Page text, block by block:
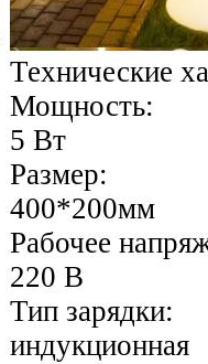
Технические
Мощность:
5 Вт
Размер:
400*200мм
Рабочее
220 В
Тип зарядки:
индукционная